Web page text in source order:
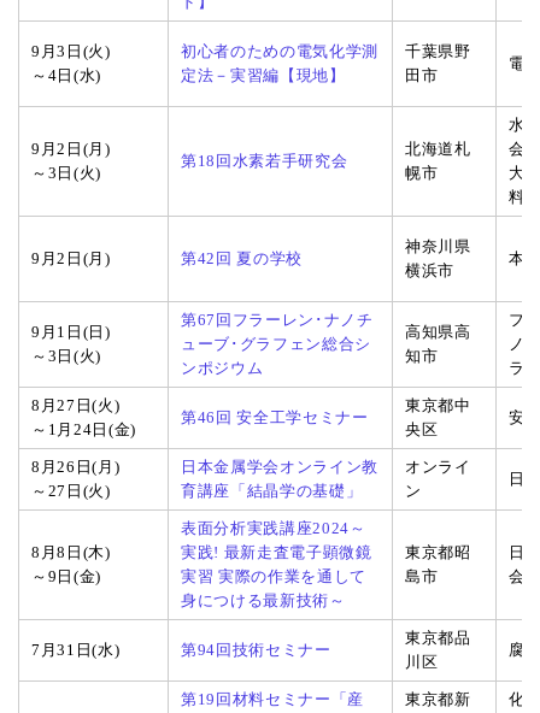
9月3日(火)
～4日(水)
初心者のための電気化学測
定法－実習編【現地】
千葉県野
田市
電
9月2日(月)
～3日(火)
第18回水素若手研究会
北海道札
幌市
水
会
大
料
9月2日(月) 第42回 夏の学校
神奈川県
横浜市
本
9月1日(日)
～3日(火)
第67回フラーレン･ナノチ
ューブ･グラフェン総合シ
ンポジウム
高知県高
知市
フ
ノ
ラ
8月27日(火)
～1月24日(金)
第46回 安全工学セミナー
東京都中
央区
安
8月26日(月)
～27日(火)
日本金属学会オンライン教
育講座「結晶学の基礎」
オンライ
ン
日
8月8日(木)
～9日(金)
表面分析実践講座2024～
実践! 最新走査電子顕微鏡
実習 実際の作業を通して
身につける最新技術～
東京都昭
島市
日
会
7月31日(水) 第94回技術セミナー
東京都品
川区
腐
第19回材料セミナー「産
東京都新
化